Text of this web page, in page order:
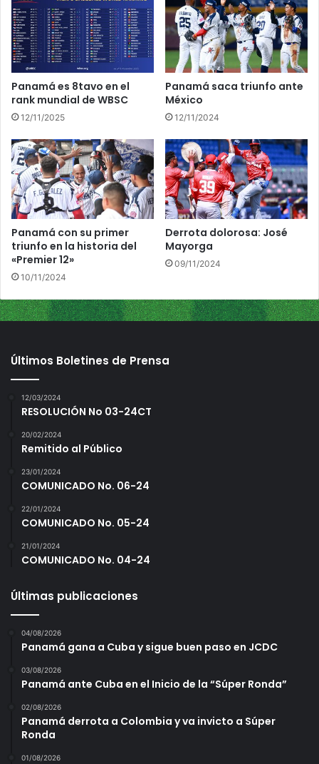
m
i
e
n
t
o
s
d
l
P
r
e
m
e
1
e
l
e
c
i
ó
n
U
1
0
p
a
r
a
e
l
P
n
a
r
i
Panamá es 8tavo en el
rank mundial de WBSC
12/11/2025
Panamá saca triunfo ante
México
12/11/2024
Panamá con su primer
triunfo en la historia del
«Premier 12»
10/11/2024
Derrota dolorosa: José
Mayorga
09/11/2024
Últimos Boletines de Prensa
12/03/2024
RESOLUCIÓN No 03-24CT
20/02/2024
Remitido al Público
23/01/2024
COMUNICADO No. 06-24
22/01/2024
COMUNICADO No. 05-24
21/01/2024
COMUNICADO No. 04-24
Últimas publicaciones
04/08/2026
Panamá gana a Cuba y sigue buen paso en JCDC
03/08/2026
Panamá ante Cuba en el Inicio de la “Súper Ronda”
02/08/2026
Panamá derrota a Colombia y va invicto a Súper
Ronda
01/08/2026